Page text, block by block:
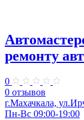
ремонту
0
0 отзывов
г.Махачкала,
Пн-Вс 09:00-19:00